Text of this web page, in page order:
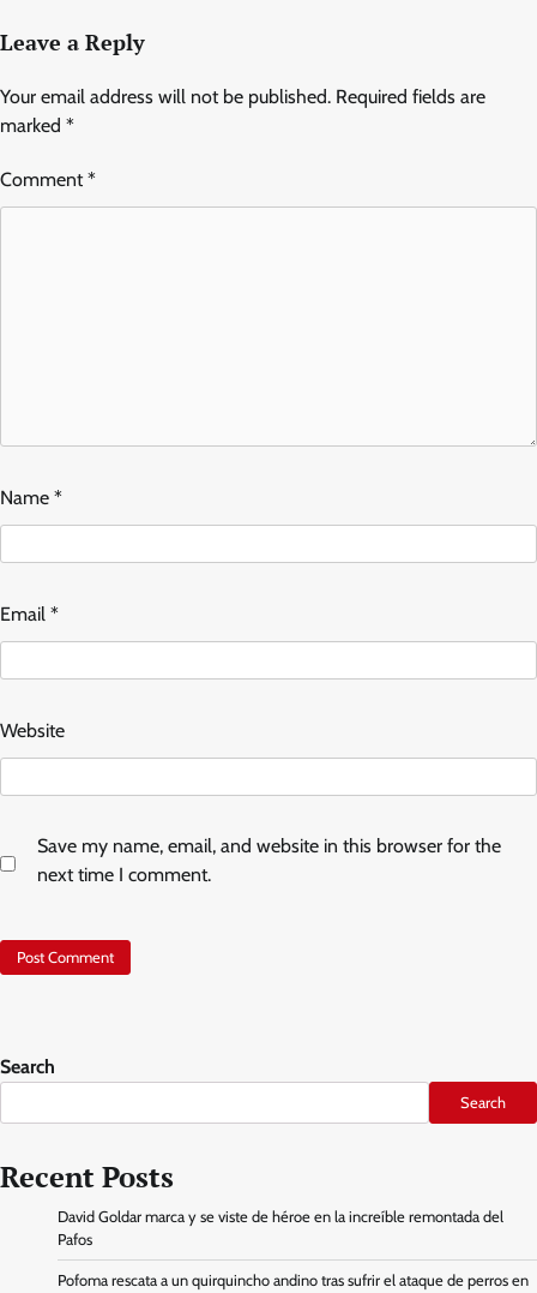
Leave a Reply
Your email address will not be published. Required fields are
marked *
Comment*
Name *
Email *
Website
Save my name, email, and website in this browser for the
next time I comment.
Search
Search
Recent Posts
David Goldar marca y se viste de héroe en la increíble remontada del
Pafos
Pofoma rescata a un quirquincho andino tras sufrir el ataque de perros en